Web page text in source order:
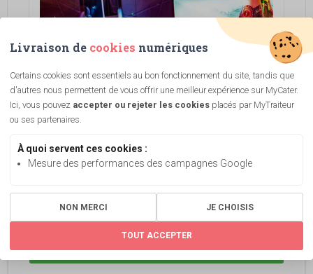
Mariage / BusDiscothèque
VOIR PLUS
place date_range
COMMENCER MON DEVIS
Livraison de cookies numériques
Certains cookies sont essentiels au bon fonctionnement du site, tandis que
d'autres nous permettent de vous offrir une meilleur expérience sur MyCater.
Ici, vous pouvez accepter ou rejeter les cookies placés par MyTraiteur
ou ses partenaires.
À quoi servent ces cookies :
Mesure des performances des campagnes Google
NON MERCI JE CHOISIS
TOUT ACCEPTER